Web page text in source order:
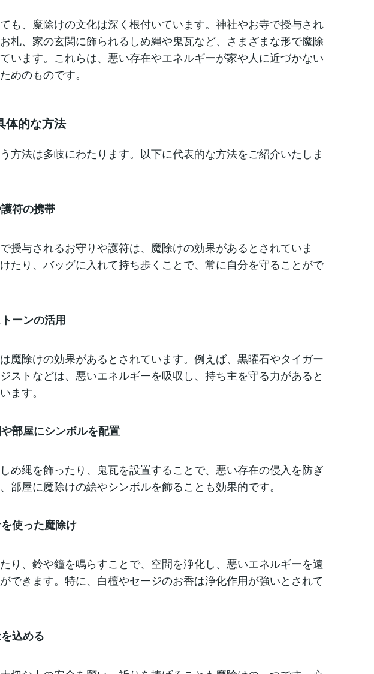
も、魔除けの文化は深く根付いています。神社やお寺で授与され
札、家の玄関に飾られるしめ縄や鬼瓦など、さまざまな形で魔除
います。これらは、悪い存在やエネルギーが家や人に近づかない
めのものです。
体的な方法
方法は多岐にわたります。以下に代表的な方法をご紹介いたしま
符の携帯
授与されるお守りや護符は、魔除けの効果があるとされていま
たり、バッグに入れて持ち歩くことで、常に自分を守ることがで
ーンの活用
魔除けの効果があるとされています。例えば、黒曜石やタイガー
ストなどは、悪いエネルギーを吸収し、持ち主を守る力があると
ます。
部屋にシンボルを配置
め縄を飾ったり、鬼瓦を設置することで、悪い存在の侵入を防ぎ
部屋に魔除けの絵やシンボルを飾ることも効果的です。
使った魔除け
り、鈴や鐘を鳴らすことで、空間を浄化し、悪いエネルギーを遠
できます。特に、白檀やセージのお香は浄化作用が強いとされて
込める